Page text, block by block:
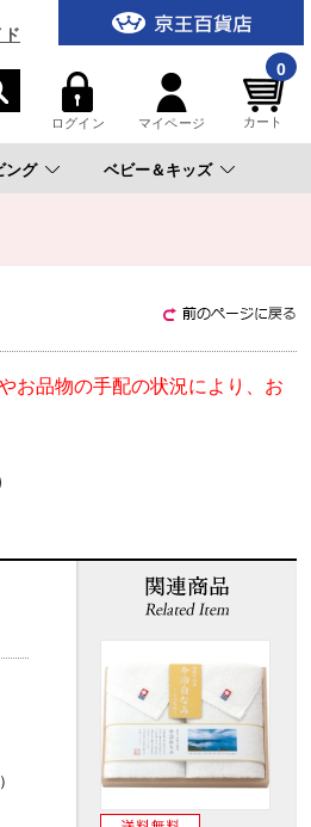
ログイン マイページ
0
カート
ング ベビー＆キッズ
お品物の手配の状況により、お